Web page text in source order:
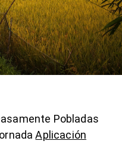
Pobladas
Aplicación